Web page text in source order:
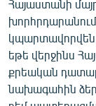
ՀԵՏԵՎԵՔ ՄԵԶ
Հայաստանի
կպարտավորվեն
եթե վերջինս
քրեական
նախագահին